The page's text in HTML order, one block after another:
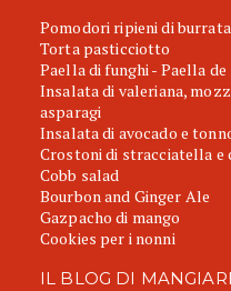
Pomodori ripieni di burrata
Torta pasticciotto
Paella di funghi - Paella de
Insalata di valeriana,
asparagi
Insalata di avocado e
Crostoni di stracciatella e
Cobb salad
Bourbon and Ginger Ale
Gazpacho di mango
Cookies per i nonni
IL BLOG DI